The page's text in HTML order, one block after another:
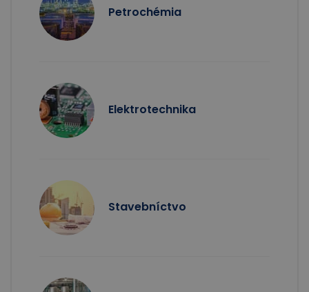
Petrochémia
Elektrotechnika
Stavebníctvo